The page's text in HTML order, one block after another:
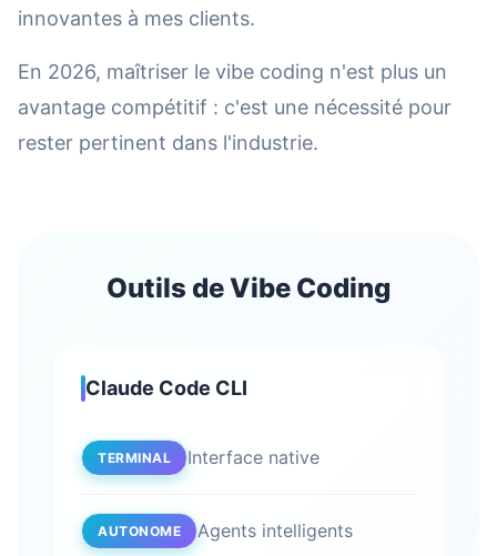
innovantes à mes clients.
En 2026, maîtriser le vibe coding n'est plus un
avantage compétitif : c'est une nécessité pour
rester pertinent dans l'industrie.
Outils de Vibe Coding
Claude Code CLI
TERMINAL Interface native
AUTONOME Agents intelligents